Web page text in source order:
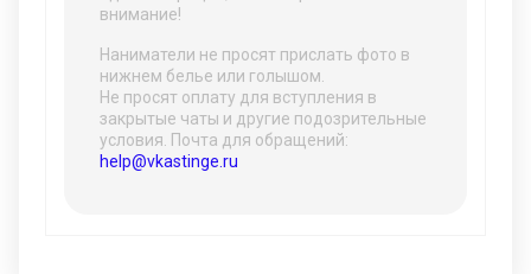
внимание!
Наниматели не просят прислать фото в
нижнем белье или голышом.
Не просят оплату для вступления в
закрытые чаты и другие подозрительные
условия. Почта для обращений:
help@vkastinge.ru